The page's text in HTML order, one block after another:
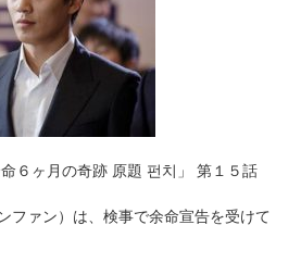
６ヶ月の奇跡 原題 펀치」 第１５話
ファン）は、検事で余命宣告を受けて